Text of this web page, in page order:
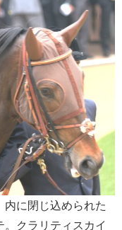
内に閉じ込められた
。クラリティスカイ